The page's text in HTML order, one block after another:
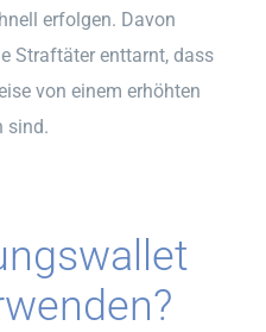
erfolgen. Davon
Straftäter enttarnt, dass
von einem erhöhten
sind.